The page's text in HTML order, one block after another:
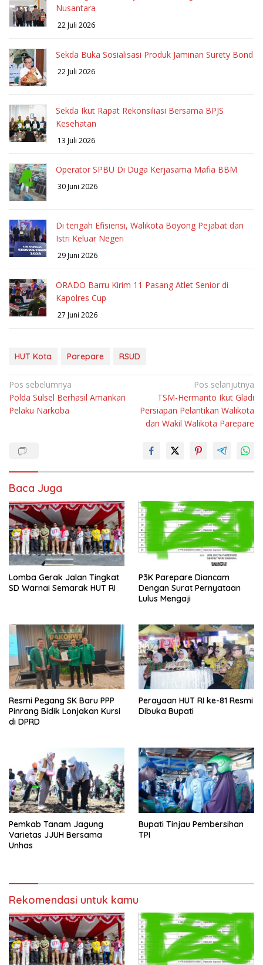
Nusantara
22 Juli 2026
Sekda Buka Sosialisasi Produk Jaminan Surety Bond
22 Juli 2026
Sekda Ikut Rapat Rekonsiliasi Bersama BPJS
Kesehatan
13 Juli 2026
Operator SPBU Di Duga Kerjasama Mafia BBM
30 Juni 2026
Di tengah Efisiensi, Walikota Boyong Pejabat dan
Istri Keluar Negeri
29 Juni 2026
ORADO Barru Kirim 11 Pasang Atlet Senior di
Kapolres Cup
27 Juni 2026
HUT Kota Parepare RSUD
Navigasi
pos
Pos sebelumnya
Polda Sulsel Berhasil Amankan
Pelaku Narkoba
Pos selanjutnya
TSM-Hermanto Ikut Gladi
Persiapan Pelantikan Walikota
dan Wakil Walikota Parepare
Baca Juga
Lomba Gerak Jalan Tingkat
SD Warnai Semarak HUT RI
P3K Parepare Diancam
Dengan Surat Pernyataan
Lulus Mengaji
Resmi Pegang SK Baru PPP
Pinrang Bidik Lonjakan Kursi
di DPRD
Perayaan HUT RI ke-81 Resmi
Dibuka Bupati
Pemkab Tanam Jagung
Varietas JJUH Bersama
Unhas
Bupati Tinjau Pembersihan
TPI
Rekomendasi untuk kamu